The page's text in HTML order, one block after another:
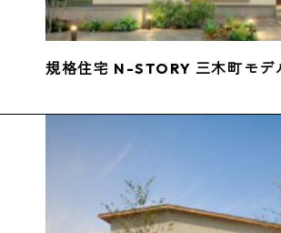
規格住宅 N-STORY 三木町モデ